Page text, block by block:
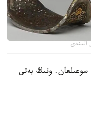
الىندى
سوعىلعان. ونىڭ بەتى